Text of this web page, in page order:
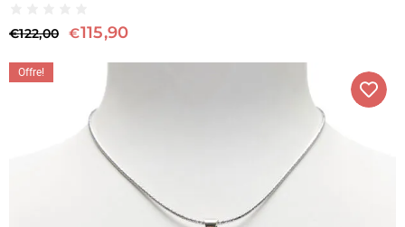
€122,00 €115,90
Offre!